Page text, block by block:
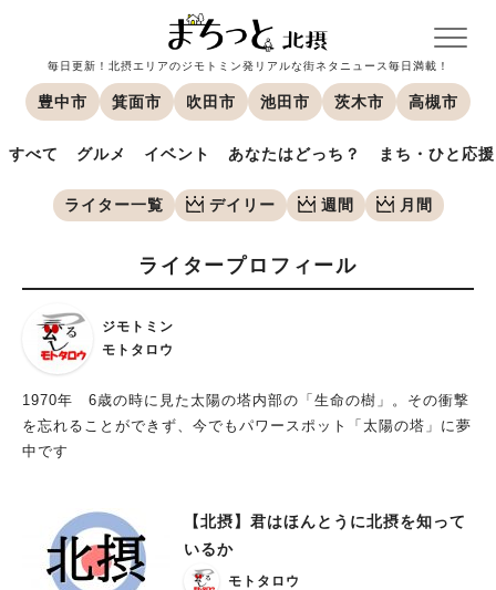
毎日更新！北摂エリアのジモトミン発リアルな街ネタニュース毎日満載！
豊中市 箕面市 吹田市 池田市 茨木市 高槻市
すべて グルメ イベント あなたはどっち？ まち・ひと応援
ライター一覧 デイリー 週間 月間
ライタープロフィール
ジモトミン
モトタロウ
1970年 6歳の時に見た太陽の塔内部の「生命の樹」。その衝撃
を忘れることができず、今でもパワースポット「太陽の塔」に夢
中です
【北摂】君はほんとうに北摂を知って
いるか
モトタロウ